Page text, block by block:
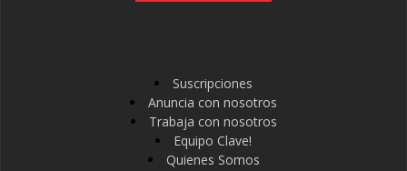
Suscripciones
Anuncia con nosotros
Trabaja con nosotros
Equipo Clave!
Quienes Somos